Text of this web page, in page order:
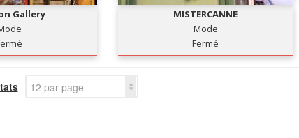
Gallery
MISTERCANNE
Mode
Fermé
12 par page